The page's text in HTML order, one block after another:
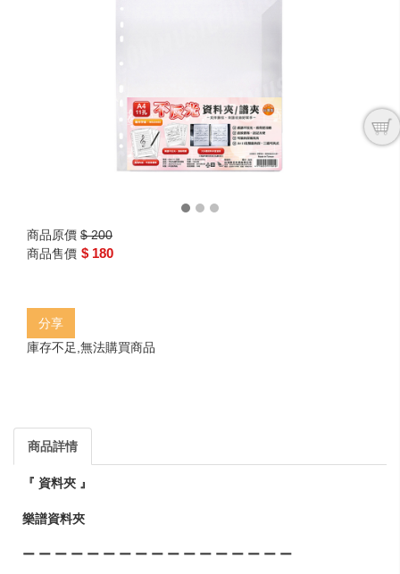
商品原價 $ 200
商品售價 $ 180
分享
庫存不足,無法購買商品
商品詳情
『 資料夾 』
樂譜資料夾
ー ー ー ー ー ー ー ー ー ー ー ー ー ー ー ー ー